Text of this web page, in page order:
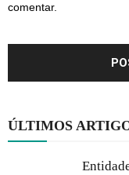
comentar.
ÚLTIMOS